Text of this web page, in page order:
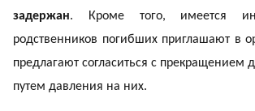
задержан. Кроме того, имеется
родственников погибших приглашают в
предлагают согласиться с прекращением
путем давления на них.